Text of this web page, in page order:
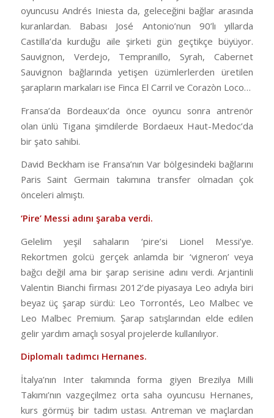
oyuncusu Andrés Iniesta da, geleceğini bağlar arasında
kuranlardan. Babası José Antonio’nun 90’lı yıllarda
Castilla’da kurduğu aile şirketi gün geçtikçe büyüyor.
Sauvignon, Verdejo, Tempranillo, Syrah, Cabernet
Sauvignon bağlarında yetişen üzümlerlerden üretilen
şarapların markaları ise Finca El Carril ve Corazòn Loco…
Fransa’da Bordeaux’da önce oyuncu sonra antrenör
olan ünlü Tigana şimdilerde Bordaeux Haut-Medoc’da
bir şato sahibi.
David Beckham ise Fransa’nın Var bölgesindeki bağlarını
Paris Saint Germain takımına transfer olmadan çok
önceleri almıştı.
‘Pire’ Messi adını şaraba verdi.
Gelelim yeşil sahaların ‘pire’si Lionel Messi’ye.
Rekortmen golcü gerçek anlamda bir ‘vigneron’ veya
bağcı değil ama bir şarap serisine adını verdi. Arjantinli
Valentin Bianchi firması 2012’de piyasaya Leo adıyla biri
beyaz üç şarap sürdü: Leo Torrontés, Leo Malbec ve
Leo Malbec Premium. Şarap satışlarından elde edilen
gelir yardım amaçlı sosyal projelerde kullanılıyor.
Diplomalı tadımcı Hernanes.
İtalya’nın Inter takımında forma giyen Brezilya Milli
Takımı’nın vazgeçilmez orta saha oyuncusu Hernanes,
kurs görmüş bir tadım ustası. Antreman ve maçlardan